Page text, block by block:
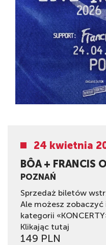
24 kwietnia
BÔA + FRANCIS
POZNAŃ
Sprzedaż biletów
Ale możesz
kategorii
Klikając tutaj
149 PLN